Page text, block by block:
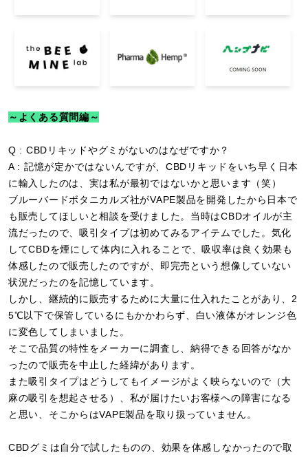
～よくある質問編～
Q : CBDリキッドやグミがないのはなぜですか？
A : 記憶が定かではないんですが、CBDリキッドをいち早く日本
に輸入したのは、実は私が最初ではないかと思います（笑）
ブルーバードボタニカルズ社がVAPE製品を開発したから日本で
も販売してほしいと相談を受けました。当時はCBDオイルが主
流だったので、吸引タイプは初めてみるアイテムでした。気化
してCBDを煙にして体内に入れることで、吸収率は良く効果も
体感したので販売したのですが、即完売という想像していない
状況だったのを記憶しています。
しかし、継続的に販売するために大量に仕入れたことがあり、2
5℃以下で保管しているにもかかわらず、白い液体がオレンジ色
に変色してしまいました。
そこで品質の特性をメーカーに調査し、納得できる回答がなか
ったので販売を中止した経緯があります。
また吸引タイプはどうしてもイメージがよく映らないので（大
麻の吸引を想起させる）、私が届けたいお客様への障害になる
と思い、そこからはVAPE製品を取り扱っていません。
CBDグミは自分で試したものの、効果を体感しなかったので取